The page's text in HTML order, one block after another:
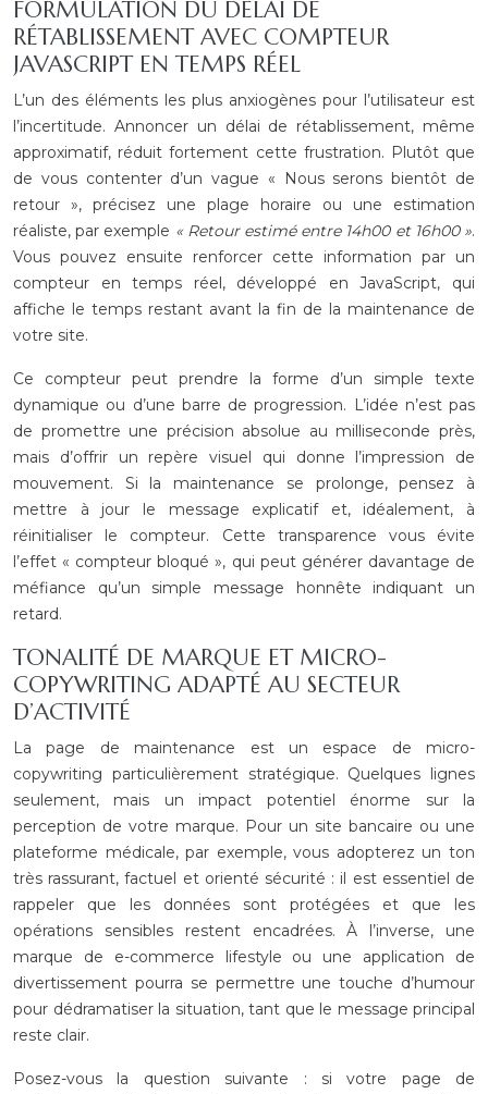
FORMULATION DU DÉLAI DE
RÉTABLISSEMENT AVEC COMPTEUR
JAVASCRIPT EN TEMPS RÉEL
L’un des éléments les plus anxiogènes pour l’utilisateur est
l’incertitude. Annoncer un délai de rétablissement, même
approximatif, réduit fortement cette frustration. Plutôt que
de vous contenter d’un vague « Nous serons bientôt de
retour », précisez une plage horaire ou une estimation
réaliste, par exemple « Retour estimé entre 14h00 et 16h00 ».
Vous pouvez ensuite renforcer cette information par un
compteur en temps réel, développé en JavaScript, qui
affiche le temps restant avant la fin de la maintenance de
votre site.
Ce compteur peut prendre la forme d’un simple texte
dynamique ou d’une barre de progression. L’idée n’est pas
de promettre une précision absolue au milliseconde près,
mais d’offrir un repère visuel qui donne l’impression de
mouvement. Si la maintenance se prolonge, pensez à
mettre à jour le message explicatif et, idéalement, à
réinitialiser le compteur. Cette transparence vous évite
l’effet « compteur bloqué », qui peut générer davantage de
méfiance qu’un simple message honnête indiquant un
retard.
TONALITÉ DE MARQUE ET MICRO-
COPYWRITING ADAPTÉ AU SECTEUR
D’ACTIVITÉ
La page de maintenance est un espace de micro-
copywriting particulièrement stratégique. Quelques lignes
seulement, mais un impact potentiel énorme sur la
perception de votre marque. Pour un site bancaire ou une
plateforme médicale, par exemple, vous adopterez un ton
très rassurant, factuel et orienté sécurité : il est essentiel de
rappeler que les données sont protégées et que les
opérations sensibles restent encadrées. À l’inverse, une
marque de e-commerce lifestyle ou une application de
divertissement pourra se permettre une touche d’humour
pour dédramatiser la situation, tant que le message principal
reste clair.
Posez-vous la question suivante : si votre page de